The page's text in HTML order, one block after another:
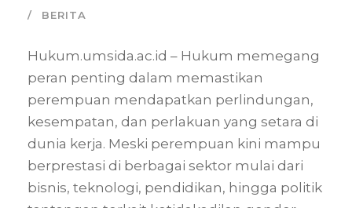
BERITA
Hukum.umsida.ac.id – Hukum memegang
peran penting dalam memastikan
perempuan mendapatkan perlindungan,
kesempatan, dan perlakuan yang setara di
dunia kerja. Meski perempuan kini mampu
berprestasi di berbagai sektor mulai dari
bisnis, teknologi, pendidikan, hingga politik